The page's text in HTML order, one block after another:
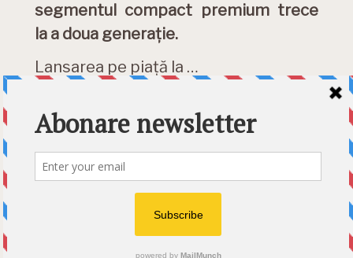
segmentul compact premium trece
la a doua generație.
Lansarea pe piaţă la …
Category:Masini Noi Etichete:BMW ,BMW iX2
X2,iX2,prezentare,X2